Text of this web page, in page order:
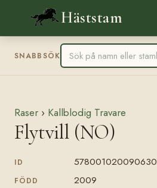
Häststam
SNABBSÖK
Raser › Kallblodig Travare
Flytvill (NO)
ID 578001020090630
FÖDD 2009